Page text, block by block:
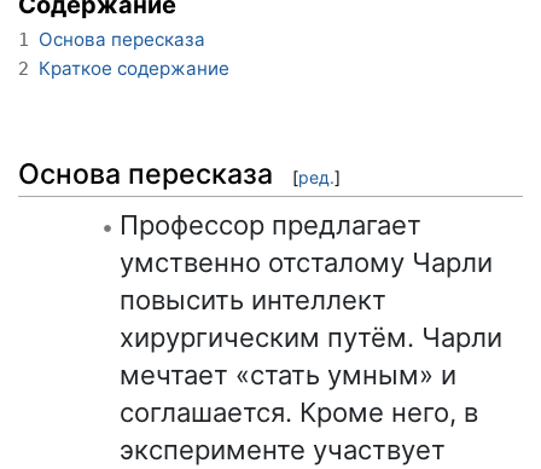
1 Основа пересказа
2 Краткое содержание
Основа пересказа [ред.]
Профессор предлагает
умственно отсталому Чарли
повысить интеллект
хирургическим путём. Чарли
мечтает «стать умным» и
соглашается. Кроме него, в
эксперименте участвует